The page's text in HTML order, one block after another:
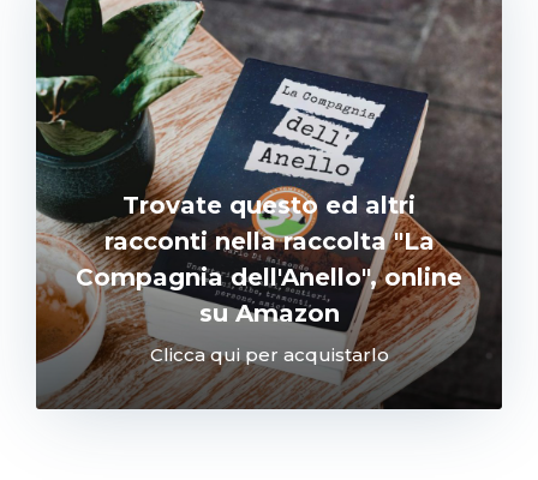
Trovate questo ed altri
racconti nella raccolta "La
Compagnia dell'Anello", online
su Amazon
Clicca qui per acquistarlo